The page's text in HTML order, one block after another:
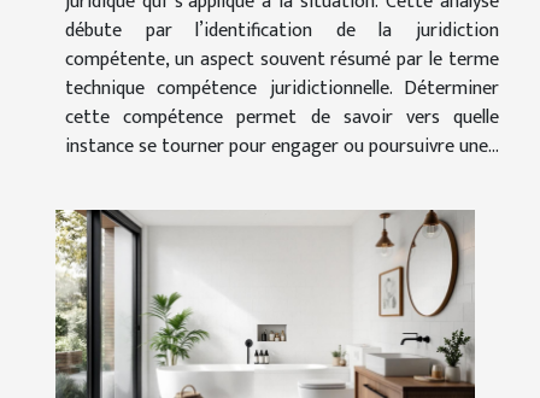
débute par l’identification de la juridiction
compétente, un aspect souvent résumé par le terme
technique compétence juridictionnelle. Déterminer
cette compétence permet de savoir vers quelle
instance se tourner pour engager ou poursuivre une...